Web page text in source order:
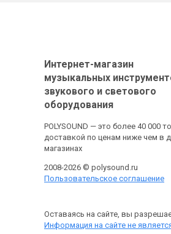
Интернет-магазин
музыкальных
звукового и светового
оборудования
POLYSOUND — это более 40 000
доставкой по ценам ниже чем в
магазинах
2008-2026 © polysound.ru
Пользовательское соглашение
Оставаясь на сайте, вы
Информация на сайте не